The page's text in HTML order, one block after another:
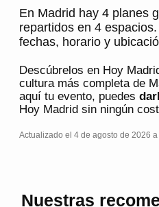
En Madrid hay 4 planes
repartidos en 4
fechas, horario y
Descúbrelos en Hoy
cultura más completa de
aquí tu evento, puedes
Hoy Madrid sin ningún
Actualizado el 4 de agosto de 2026 a
Nuestras